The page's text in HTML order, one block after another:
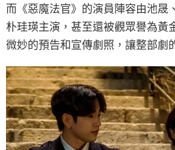
而《惡魔法官》的演員陣容由池晟
朴珪瑛主演，甚至還被觀眾譽為黃
微妙的預告和宣傳劇照，讓整部劇